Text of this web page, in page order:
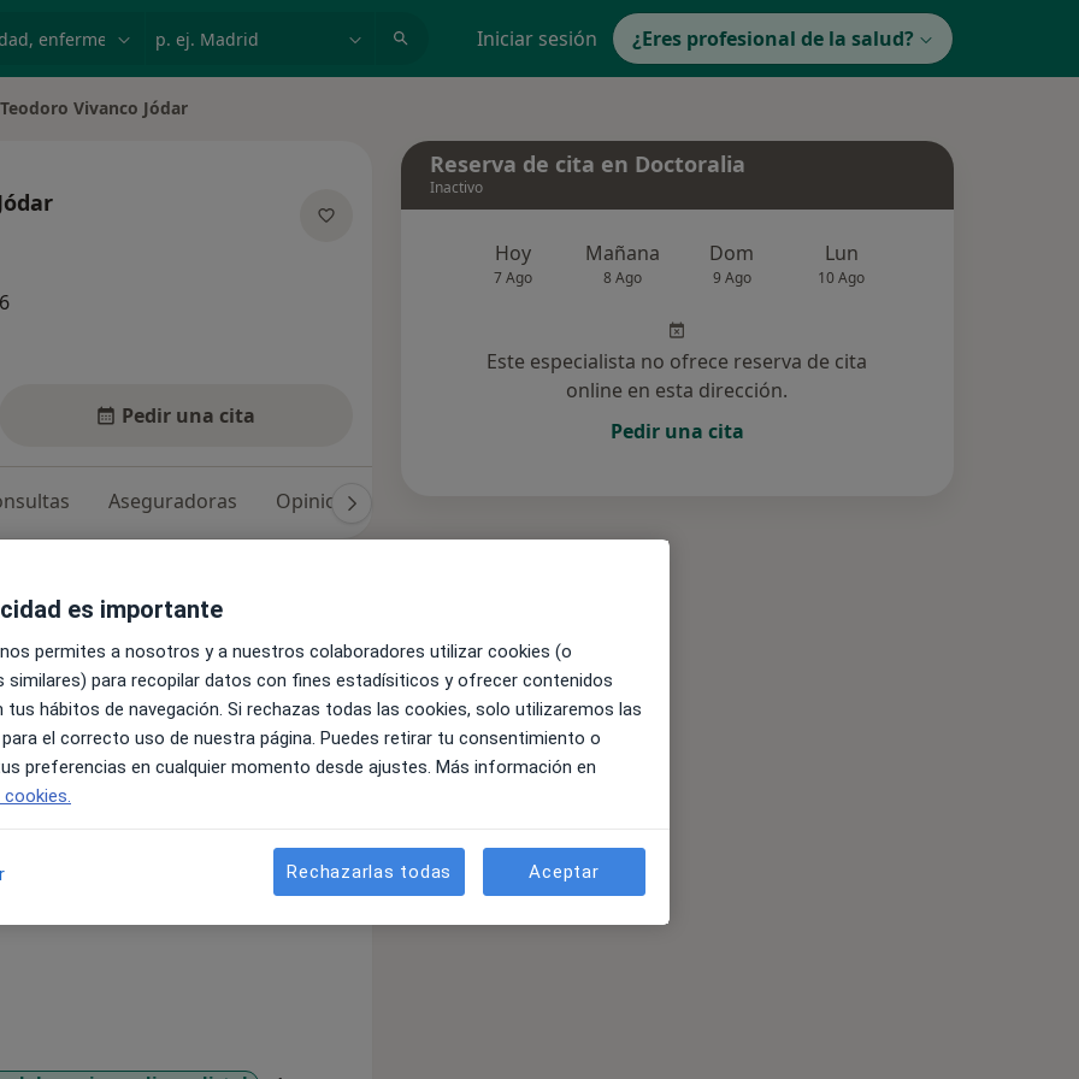
Iniciar sesión ¿Eres profesional de la salud?
de ciudad
Teodoro Vivanco Jódar
Pedir una cita
Aseguradoras Opiniones (18)
carpiano de forma rápida, poco
el impacto sobre tu ritmo de
la cirugía de liberación del
guiado por ecografía, sin
un uso más precoz de la mano
Reserva de cita en Doctoralia
Inactivo
Hoy
7 Ago
Mañana
8 Ago
Dom
9 Ago
Lun
10 Ago
Este especialista no ofrece reserva de cita
online en esta dirección.
Pedir una cita
es importante
permites a nosotros y a nuestros colaboradores utilizar cookies (o
similares) para recopilar datos con fines estadísiticos y ofrecer contenidos
tus hábitos de navegación. Si rechazas todas las cookies, solo utilizaremos las
el correcto uso de nuestra página. Puedes retirar tu consentimiento o
preferencias en cualquier momento desde ajustes. Más información en
Rechazarlas todas Aceptar